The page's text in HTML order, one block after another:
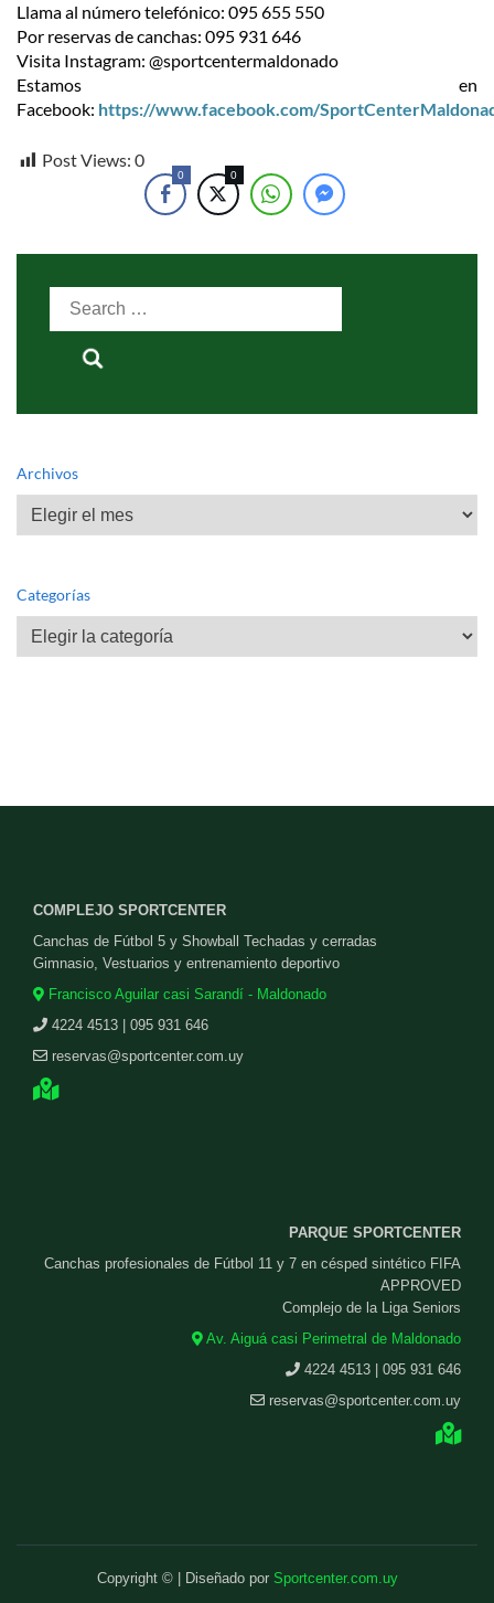
Llama al número telefónico: 095 655 550
Por reservas de canchas: 095 931 646
Visita Instagram: @sportcentermaldonado
Estamos en
Facebook: https://www.facebook.com/
Post Views: 0
0 0
Search
Archivos
Archivos
Categorías
Categorías
COMPLEJO SPORTCENTER
Canchas de Fútbol 5 y Showball Techadas y cerradas
Gimnasio, Vestuarios y entrenamiento deportivo
Francisco Aguilar casi Sarandí - Maldonado
4224 4513 | 095 931 646
reservas@sportcenter.com.uy
PARQUE SPORTCENTER
Canchas profesionales de Fútbol 11 y 7 en césped sintético FIFA
APPROVED
Complejo de la Liga Seniors
Av. Aiguá casi Perimetral de Maldonado
4224 4513 | 095 931 646
reservas@sportcenter.com.uy
Copyright © | Diseñado por Sportcenter.com.uy